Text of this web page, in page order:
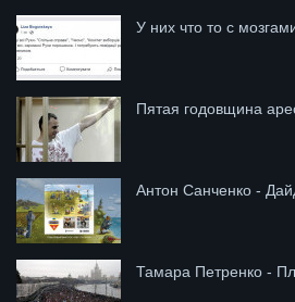
У них что то с
Пятая годовщина
Антон Санченко -
Тамара Петренко -